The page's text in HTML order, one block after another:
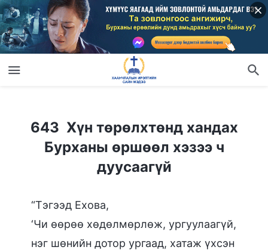
643 Хүн төрөлхтөнд хандах
Бурханы өршөөл хэзээ ч
дуусаагүй
“Тэгээд Ехова,
‘Чи өөрөө хөдөлмөрлөж, ургуулаагүй,
нэг шөнийн дотор ургаад, хатаж үхсэн